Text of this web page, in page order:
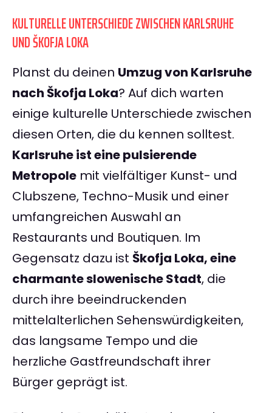
KULTURELLE UNTERSCHIEDE ZWISCHEN KARLSRUHE
UND ŠKOFJA LOKA
Planst du deinen Umzug von Karlsruhe
nach Škofja Loka? Auf dich warten
einige kulturelle Unterschiede zwischen
diesen Orten, die du kennen solltest.
Karlsruhe ist eine pulsierende
Metropole mit vielfältiger Kunst- und
Clubszene, Techno-Musik und einer
umfangreichen Auswahl an
Restaurants und Boutiquen. Im
Gegensatz dazu ist Škofja Loka, eine
charmante slowenische Stadt, die
durch ihre beeindruckenden
mittelalterlichen Sehenswürdigkeiten,
das langsame Tempo und die
herzliche Gastfreundschaft ihrer
Bürger geprägt ist.